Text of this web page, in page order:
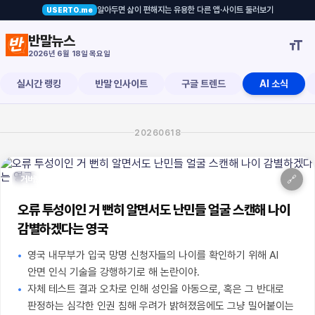
USERTO.me 알아두면 삶이 편해지는 유용한 다른 앱·사이트 둘러보기
얼굴 스캔해 나이 감별하겠다는
반말뉴스
2026년 6월 18일 목요일 
실시간 랭킹 반말 인사이트 구글 트렌드 AI 소식
20260618
거버넌스 🔗
오류 투성이인 거 뻔히 알면서도 난민들 얼굴 스캔해 나이
감별하겠다는 영국
영국 내무부가 입국 망명 신청자들의 나이를 확인하기 위해 AI
안면 인식 기술을 강행하기로 해 논란이야.
자체 테스트 결과 오차로 인해 성인을 아동으로, 혹은 그 반대로
판정하는 심각한 인권 침해 우려가 밝혀졌음에도 그냥 밀어붙이는